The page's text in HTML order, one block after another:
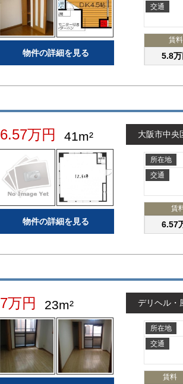
物件の詳細を見る
交通
賃料
5.8万
6.57万円 41m²
物件の詳細を見る
大阪市中央
所在地
交通
賃
6.57
7万円 23m² デリヘル・
所在地
交通
賃料